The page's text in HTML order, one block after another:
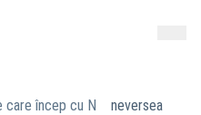
care încep cu N neversea